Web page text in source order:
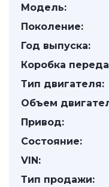
Модель:
Поколение:
Год выпуска:
Коробка
Тип двигателя:
Объем
Привод:
Состояние:
VIN:
Тип продажи: